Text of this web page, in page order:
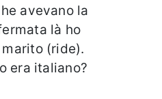
avevano la
là ho
(ride).
era italiano?